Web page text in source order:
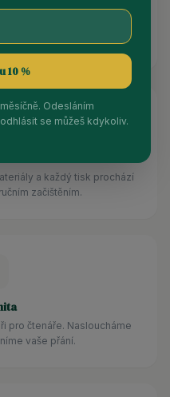
sami. Nenajdete u nás
tvůrců.
a každý tisk prochází
začištěním.
pro čtenáře. Nasloucháme
vaše přání.
10 %
Odesláním
se můžeš kdykoliv.